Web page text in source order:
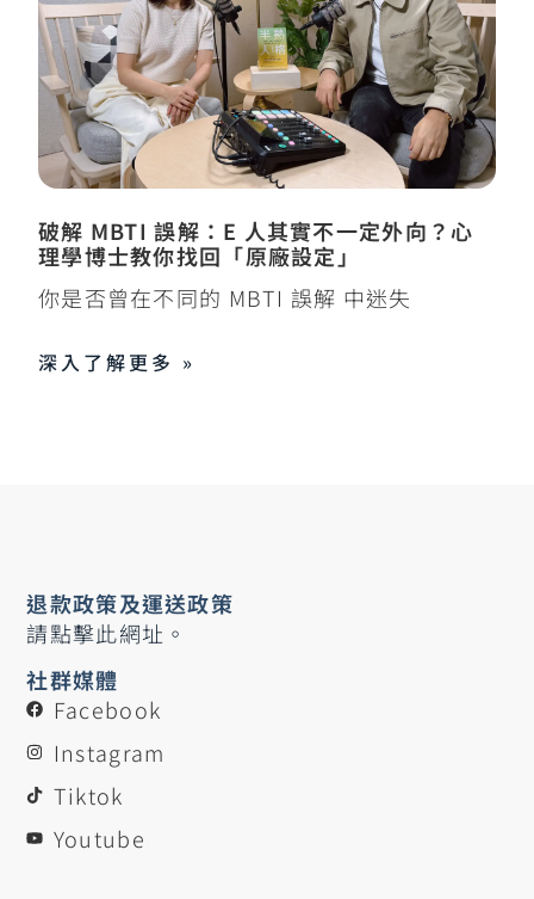
破解 MBTI 誤解：E 人其實不一定外向？心
理學博士教你找回「原廠設定」
你是否曾在不同的 MBTI 誤解 中迷失
深入了解更多 »
社群媒體
Facebook
Instagram
Tiktok
Youtube
退款政策及運送政策
請點擊此網址。